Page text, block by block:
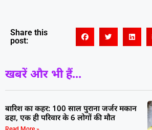
Share this
post:
खबरें और भी हैं...
बारिश का कहर: 100 साल पुराना जर्जर मकान
ढहा, एक ही परिवार के 6 लोगों की मौत